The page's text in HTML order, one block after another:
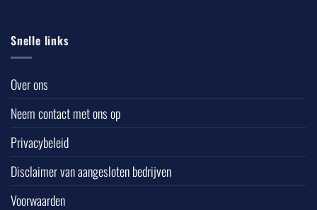
Snelle links
Over ons
Neem contact met ons op
Privacybeleid
Disclaimer van aangesloten bedrijven
Voorwaarden